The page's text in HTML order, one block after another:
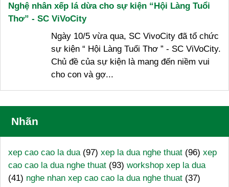
Nghệ nhân xếp lá dừa cho sự kiện “Hội Làng Tuổi
Thơ” - SC ViVoCity
Ngày 10/5 vừa qua, SC VivoCity đã tổ chức
sự kiện “ Hội Làng Tuổi Thơ ” - SC ViVoCity.
Chủ đề của sự kiện là mang đến niềm vui
cho con và gợ...
Nhãn
xep cao cao la dua (97) xep la dua nghe thuat (96) xep
cao cao la dua nghe thuat (93) workshop xep la dua
(41) nghe nhan xep cao cao la dua nghe thuat (37)